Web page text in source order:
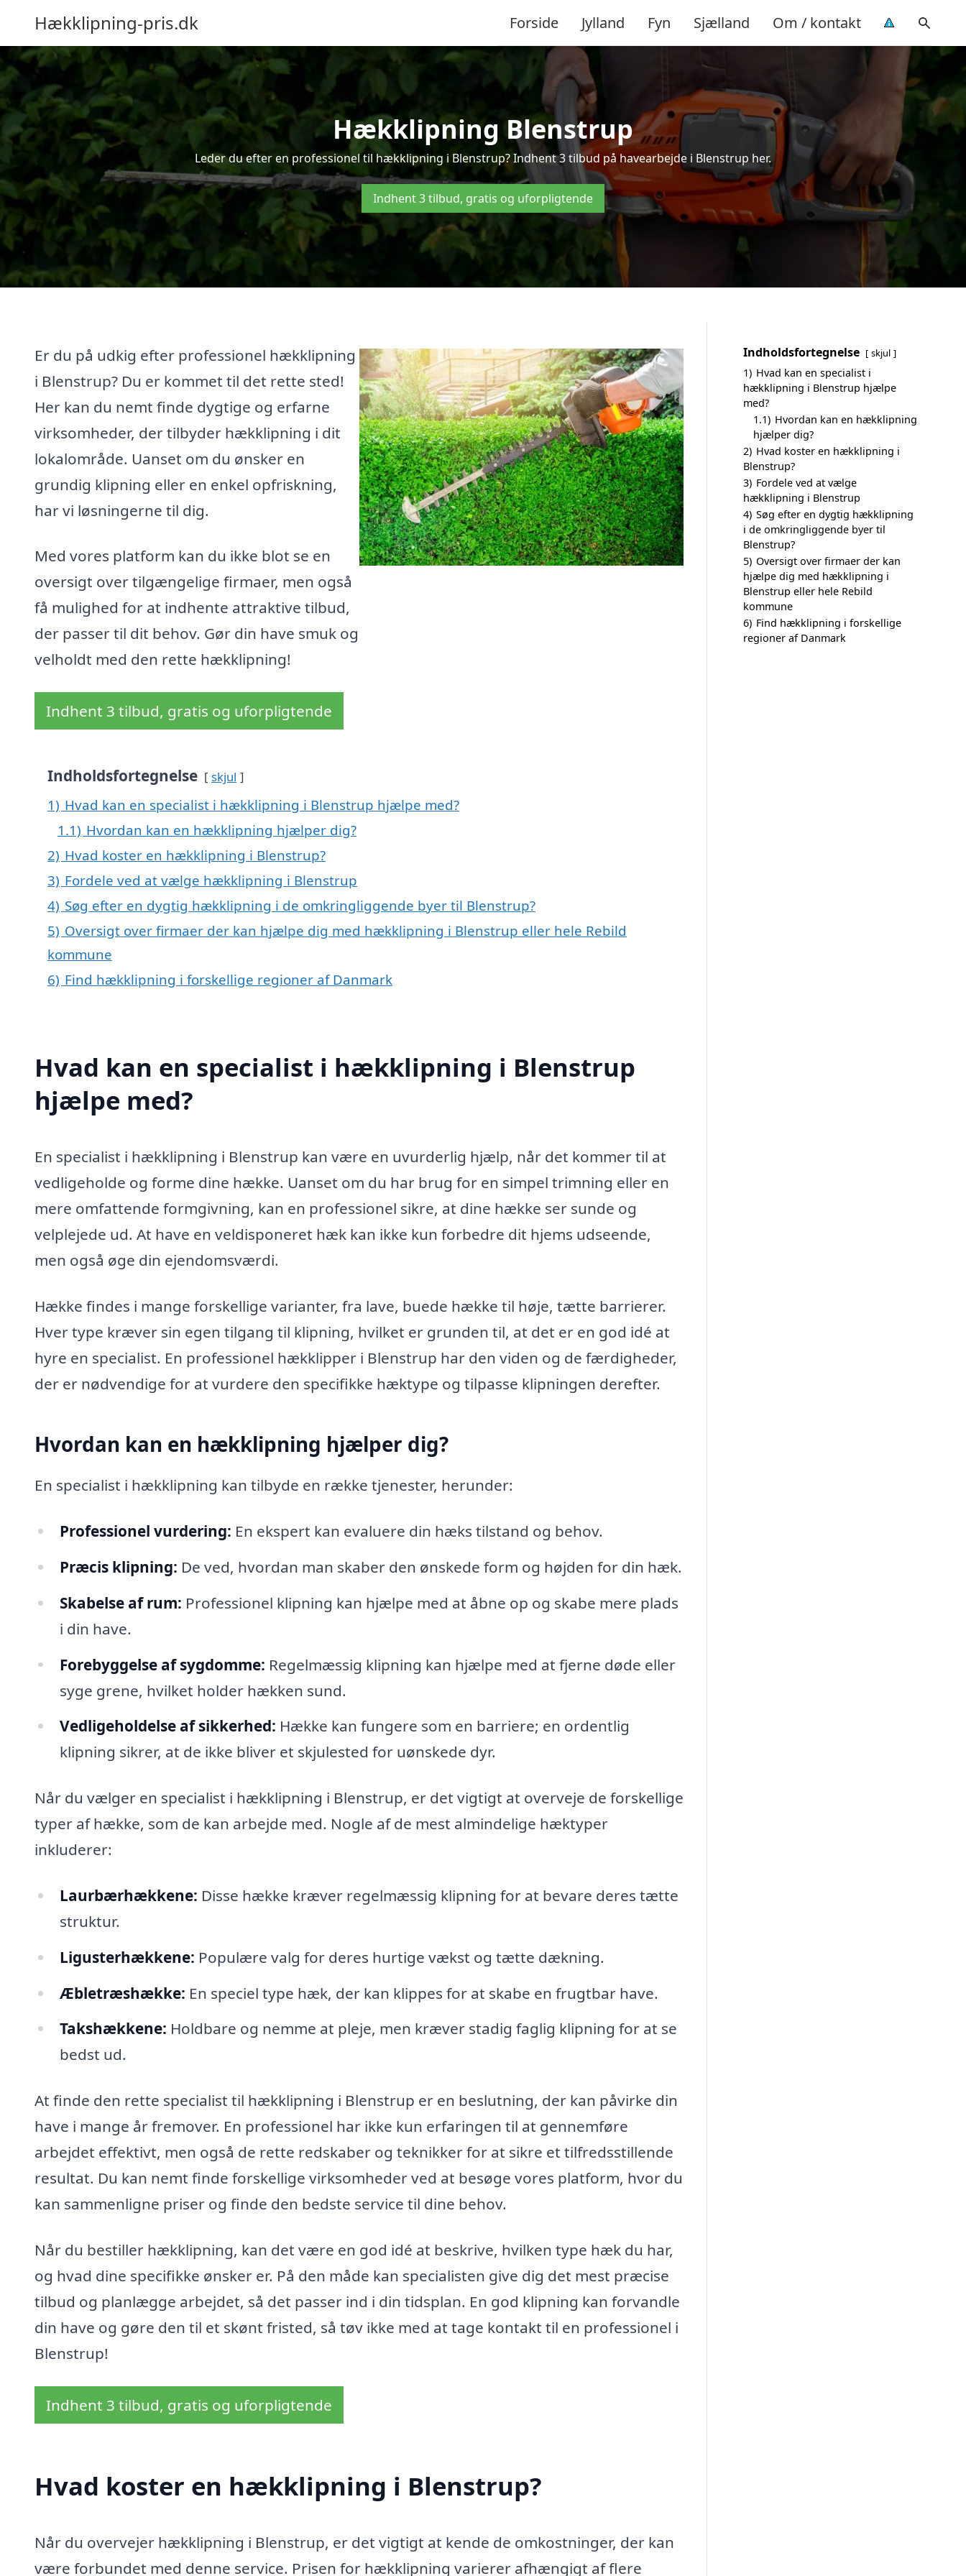
Hækklipning-pris.dk Forside Jylland Fyn Sjælland Om / kontakt
Hækklipning Blenstrup
Leder du efter en professionel til hækklipning i Blenstrup? Indhent 3 tilbud på havearbejde i Blenstrup her.
Indhent 3 tilbud, gratis og uforpligtende
Er du på udkig efter professionel hækklipning
i Blenstrup? Du er kommet til det rette sted!
Her kan du nemt finde dygtige og erfarne
virksomheder, der tilbyder hækklipning i dit
lokalområde. Uanset om du ønsker en
grundig klipning eller en enkel opfriskning,
har vi løsningerne til dig.
Med vores platform kan du ikke blot se en
oversigt over tilgængelige firmaer, men også
få mulighed for at indhente attraktive tilbud,
der passer til dit behov. Gør din have smuk og
velholdt med den rette hækklipning!
Indhent 3 tilbud, gratis og uforpligtende
Indholdsfortegnelse skjul
1) Hvad kan en specialist i hækklipning i Blenstrup hjælpe med?
1.1) Hvordan kan en hækklipning hjælper dig?
2) Hvad koster en hækklipning i Blenstrup?
3) Fordele ved at vælge hækklipning i Blenstrup
4) Søg efter en dygtig hækklipning i de omkringliggende byer til Blenstrup?
5) Oversigt over firmaer der kan hjælpe dig med hækklipning i Blenstrup eller hele Rebild
kommune
6) Find hækklipning i forskellige regioner af Danmark
Hvad kan en specialist i hækklipning i Blenstrup
hjælpe med?
En specialist i hækklipning i Blenstrup kan være en uvurderlig hjælp, når det kommer til at
vedligeholde og forme dine hække. Uanset om du har brug for en simpel trimning eller en
mere omfattende formgivning, kan en professionel sikre, at dine hække ser sunde og
velplejede ud. At have en veldisponeret hæk kan ikke kun forbedre dit hjems udseende,
men også øge din ejendomsværdi.
Hække findes i mange forskellige varianter, fra lave, buede hække til høje, tætte barrierer.
Hver type kræver sin egen tilgang til klipning, hvilket er grunden til, at det er en god idé at
hyre en specialist. En professionel hækklipper i Blenstrup har den viden og de færdigheder,
der er nødvendige for at vurdere den specifikke hæktype og tilpasse klipningen derefter.
Hvordan kan en hækklipning hjælper dig?
En specialist i hækklipning kan tilbyde en række tjenester, herunder:
Professionel vurdering: En ekspert kan evaluere din hæks tilstand og behov.
Præcis klipning: De ved, hvordan man skaber den ønskede form og højden for din hæk.
Skabelse af rum: Professionel klipning kan hjælpe med at åbne op og skabe mere plads
i din have.
Forebyggelse af sygdomme: Regelmæssig klipning kan hjælpe med at fjerne døde eller
syge grene, hvilket holder hækken sund.
Vedligeholdelse af sikkerhed: Hække kan fungere som en barriere; en ordentlig
klipning sikrer, at de ikke bliver et skjulested for uønskede dyr.
Når du vælger en specialist i hækklipning i Blenstrup, er det vigtigt at overveje de forskellige
typer af hække, som de kan arbejde med. Nogle af de mest almindelige hæktyper
inkluderer:
Laurbærhækkene: Disse hække kræver regelmæssig klipning for at bevare deres tætte
struktur.
Ligusterhækkene: Populære valg for deres hurtige vækst og tætte dækning.
Æbletræshække: En speciel type hæk, der kan klippes for at skabe en frugtbar have.
Takshækkene: Holdbare og nemme at pleje, men kræver stadig faglig klipning for at se
bedst ud.
At finde den rette specialist til hækklipning i Blenstrup er en beslutning, der kan påvirke din
have i mange år fremover. En professionel har ikke kun erfaringen til at gennemføre
arbejdet effektivt, men også de rette redskaber og teknikker for at sikre et tilfredsstillende
resultat. Du kan nemt finde forskellige virksomheder ved at besøge vores platform, hvor du
kan sammenligne priser og finde den bedste service til dine behov.
Når du bestiller hækklipning, kan det være en god idé at beskrive, hvilken type hæk du har,
og hvad dine specifikke ønsker er. På den måde kan specialisten give dig det mest præcise
tilbud og planlægge arbejdet, så det passer ind i din tidsplan. En god klipning kan forvandle
din have og gøre den til et skønt fristed, så tøv ikke med at tage kontakt til en professionel i
Blenstrup!
Indhent 3 tilbud, gratis og uforpligtende
Hvad koster en hækklipning i Blenstrup?
Når du overvejer hækklipning i Blenstrup, er det vigtigt at kende de omkostninger, der kan
være forbundet med denne service. Prisen for hækklipning varierer afhængigt af flere
Indholdsfortegnelse skjul
1) Hvad kan en specialist i
hækklipning i Blenstrup hjælpe
med?
1.1) Hvordan kan en hækklipning
hjælper dig?
2) Hvad koster en hækklipning i
Blenstrup?
3) Fordele ved at vælge
hækklipning i Blenstrup
4) Søg efter en dygtig hækklipning
i de omkringliggende byer til
Blenstrup?
5) Oversigt over firmaer der kan
hjælpe dig med hækklipning i
Blenstrup eller hele Rebild
kommune
6) Find hækklipning i forskellige
regioner af Danmark